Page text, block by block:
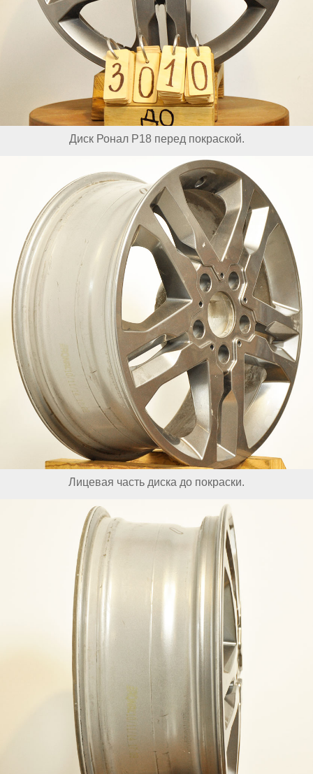
Диск Ронал Р18 перед покраской.
Лицевая часть диска до покраски.